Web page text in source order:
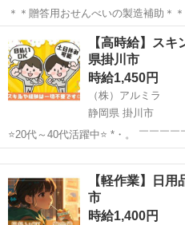
＊＊贈答用おせんべいの製造補助＊＊ 米菓を中心に製造をおこなって
います！ 未経験歓迎！ 手順書もあ
♪ 気さくなメンバーが多く働きやすい職場です！
湿度や温度など設備調整...
倉庫
【高時給】ス
県掛川市
時給1,450円
（株）アルミラ
静岡県 掛川市
⭐20代～40代活躍中⭐ *・。 ￣￣￣￣￣￣￣￣￣￣￣￣￣￣￣￣￣ 経
験ゼロの方でも 変わらず高時給から
♪ 頑張りを必ず 評価してくれる職場
【軽作業】日
市
時給1,400円